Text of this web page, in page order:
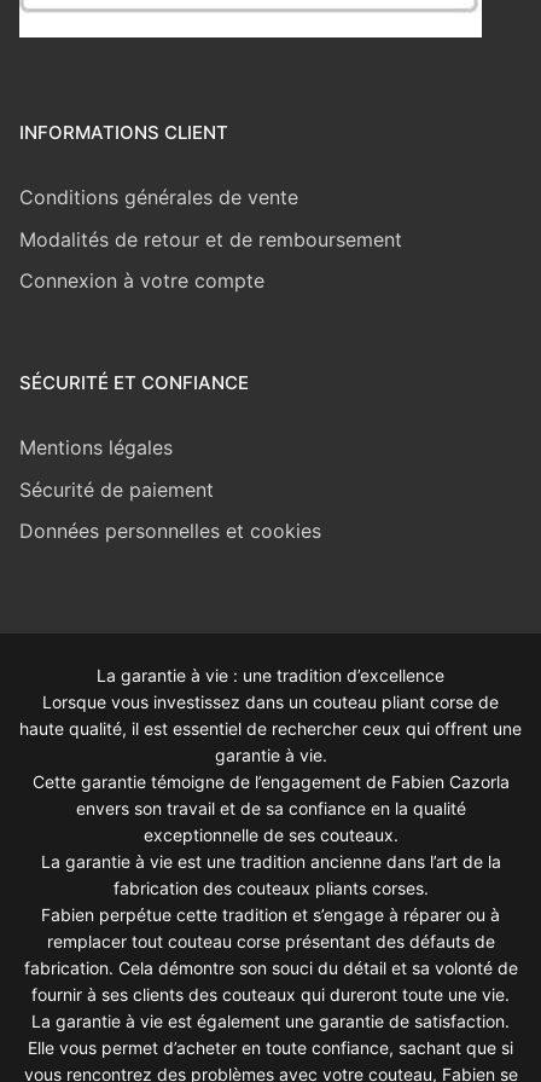
INFORMATIONS CLIENT
Conditions générales de vente
Modalités de retour et de remboursement
Connexion à votre compte
SÉCURITÉ ET CONFIANCE
Mentions légales
Sécurité de paiement
Données personnelles et cookies
La garantie à vie : une tradition d’excellence
Lorsque vous investissez dans un couteau pliant corse de
haute qualité, il est essentiel de rechercher ceux qui offrent une
garantie à vie.
Cette garantie témoigne de l’engagement de Fabien Cazorla
envers son travail et de sa confiance en la qualité
exceptionnelle de ses couteaux.
La garantie à vie est une tradition ancienne dans l’art de la
fabrication des couteaux pliants corses.
Fabien perpétue cette tradition et s’engage à réparer ou à
remplacer tout couteau corse présentant des défauts de
fabrication. Cela démontre son souci du détail et sa volonté de
fournir à ses clients des couteaux qui dureront toute une vie.
La garantie à vie est également une garantie de satisfaction.
Elle vous permet d’acheter en toute confiance, sachant que si
vous rencontrez des problèmes avec votre couteau, Fabien se